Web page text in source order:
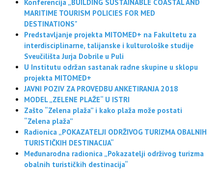
Konferencija „BUILDING SUSTAINABLE COASTAL AND
MARITIME TOURISM POLICIES FOR MED
DESTINATIONS"
Predstavljanje projekta MITOMED+ na Fakultetu za
interdisciplinarne, talijanske i kulturološke studije
Sveučilišta Jurja Dobrile u Puli
U Institutu održan sastanak radne skupine u sklopu
projekta MITOMED+
JAVNI POZIV ZA PROVEDBU ANKETIRANJA 2018
MODEL „ZELENE PLAŽE“ U ISTRI
Zašto “Zelena plaža” i kako plaža može postati
“Zelena plaža”
Radionica „POKAZATELJI ODRŽIVOG TURIZMA OBALNIH
TURISTIČKIH DESTINACIJA“
Međunarodna radionica „Pokazatelji održivog turizma
obalnih turističkih destinacija“